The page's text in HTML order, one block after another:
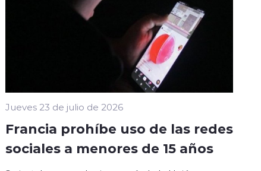
Jueves 23 de julio de 2026
Francia prohíbe uso de las redes
sociales a menores de 15 años